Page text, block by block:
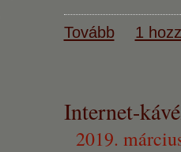
Tovább 1
Internet-
2019.